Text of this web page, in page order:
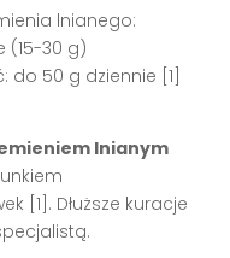
lnianego:
(15-30 g)
do 50 g dziennie [1]
lnianym
[1]. Dłuższe kuracje